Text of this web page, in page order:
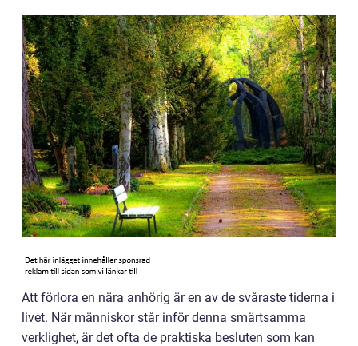
Att förlora en nära anhörig är en av de svåraste tiderna i
livet. När människor står inför denna smärtsamma
verklighet, är det ofta de praktiska besluten som kan